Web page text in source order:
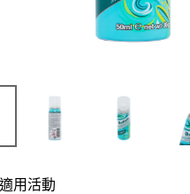
用活動